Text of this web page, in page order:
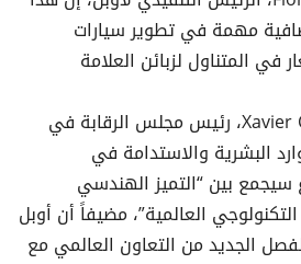
مهمة في تطوير سيارات
في المتناول لزبائن العلامة
من جهته، أكد Xavier Chéreau، رئيس مجلس الرقابة في
البشرية والاستدامة في
بين “التميز الهندسي
العالمية”، مضيفاً أن أوبل
الجديد من التعاون العالمي مع